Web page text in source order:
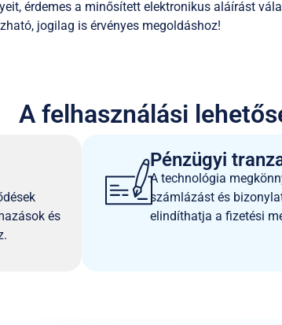
érdemes a minősített elektronikus aláírást
jogilag is érvényes megoldáshoz!
A felhasználási
és
Pénzügyi
A technológia
számlázást és
elindíthatja a fizetési